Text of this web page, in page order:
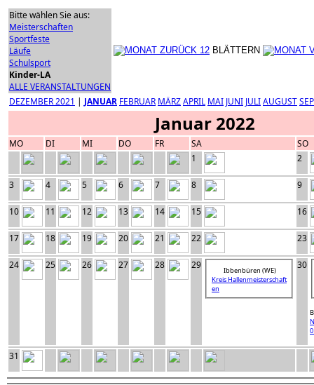
Bitte wählen Sie aus:
Meisterschaften
Sportfeste
Läufe
Schulsport
Kinder-LA
ALLE VERANSTALTUNGEN
BLÄTTERN
DEZEMBER 2021 | JANUAR FEBRUAR MÄRZAPRIL MAI JUNI JULIAUGUST
Januar 2022
MO DI MI DO FR SA
SO
1
2
3 4 5 6 7 8 9
10 11 12 13 14 15 16
17 18 19 20 21 22 23
24 25 26 27 28 29
Ibbenbüren (WE)
Kreis Hallenmeisterschaft
en
30
31